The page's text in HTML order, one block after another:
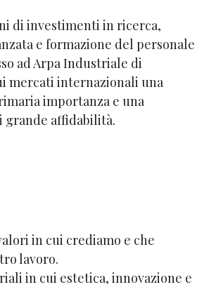
di investimenti in ricerca,
e formazione del personale
ad Arpa Industriale di
mercati internazionali una
importanza e una
grande affidabilità.
in cui crediamo e che
lavoro.
in cui estetica, innovazione e